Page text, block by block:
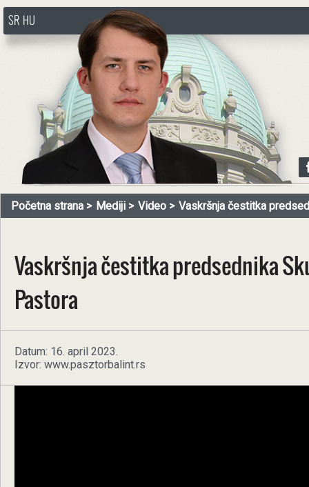
http://www.pasztorbalint.rs/sr
SR HU
Početna strana Mediji Video Vaskršnja čestitka
Vaskršnja čestitka predsednika
Pastora
Datum: 16. april 2023.
Izvor: www.pasztorbalint.rs